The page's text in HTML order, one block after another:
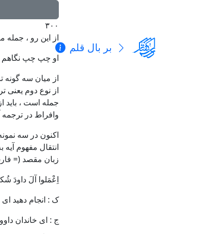
بر بال قلم
۳۰۰
از این رو ، جمله
او چپ چپ نگاهم
از میان سه گونه
از نوع دوم یعنی
جمله است ، باید
وافراط در
اکنون در سه
انتقال مفهوم
زبان مقصد (=
اِعْمَلوا آلَ داودَ
ک : انجام دهید
ج : ای خاندان